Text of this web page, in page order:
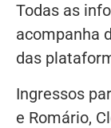
Todas as
acompanha
das
Ingressos
e Romário,